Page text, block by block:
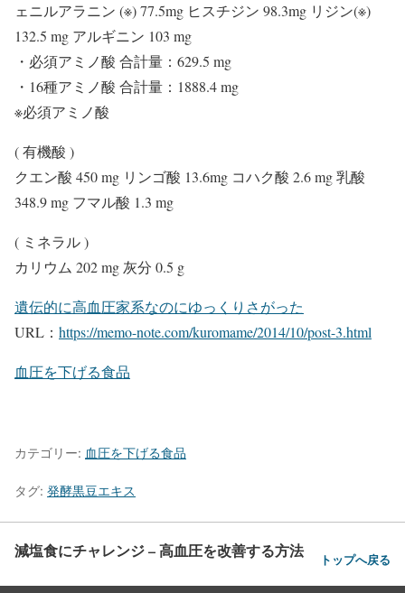
ェニルアラニン (※) 77.5mg ヒスチジン 98.3mg リジン(※)
132.5 mg アルギニン 103 mg
・必須アミノ酸 合計量：629.5 mg
・16種アミノ酸 合計量：1888.4 mg
※必須アミノ酸
( 有機酸 )
クエン酸 450 mg リンゴ酸 13.6mg コハク酸 2.6 mg 乳酸
348.9 mg フマル酸 1.3 mg
( ミネラル )
カリウム 202 mg 灰分 0.5 g
遺伝的に高血圧家系なのにゆっくりさがった
URL： https://memo-note.com/kuromame/2014/10/post-3.html
血圧を下げる食品
カテゴリー: 血圧を下げる食品
タグ: 発酵黒豆エキス
減塩食にチャレンジ – 高血圧を改善する方法 トップへ戻る